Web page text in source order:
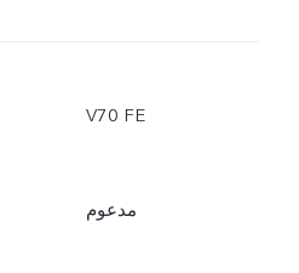
V70 FE
مدعوم